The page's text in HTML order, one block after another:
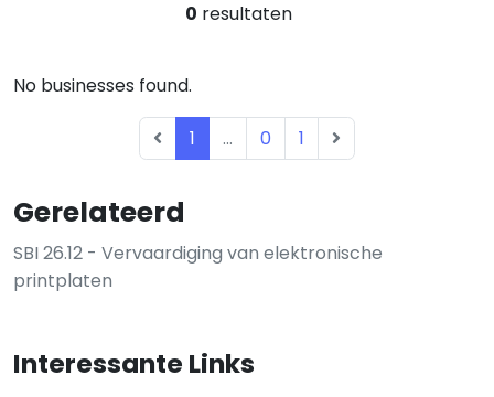
Gerelateerd
SBI 26.12 - Vervaardiging van elektronische
printplaten
Interessante Links
0 resultaten
No businesses found.
1 ... 0 1